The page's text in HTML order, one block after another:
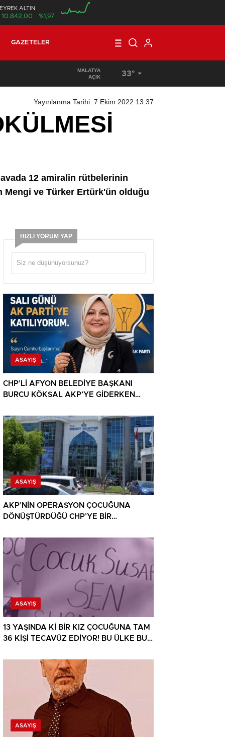
ALTIN
10.842,00 %1,97
GAZETELER
TÜRKİYE’DE VE ALMANYA’DA, MAAŞ VE ÜCRET
MALATYA
AÇIK
33°
Yayınlanma Tarihi: 7 Ekim 2022 13:37
12 amiralin rütbelerinin
Mengi ve Türker Ertürk'ün olduğu
HIZLI YORUM YAP
ASAYIŞ
CHP’Lİ AFYON BELEDİYE BAŞKANI
BURCU KÖKSAL AKP’YE GİDERKEN
ASAYIŞ
AKP’NİN OPERASYON ÇOCUĞUNA
DÖNÜŞTÜRDÜĞÜ CHP’YE BİR
ASAYIŞ
13 YAŞINDA Kİ BİR KIZ ÇOCUĞUNA TAM
36 KİŞİ TECAVÜZ EDİYOR! BU ÜLKE BU
SAVRULDU!
ASAYIŞ